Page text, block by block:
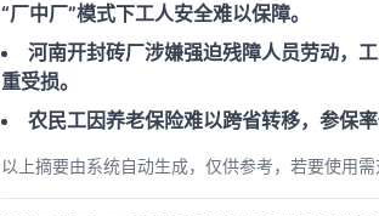
“厂中厂”模式下工人安全难以保障。
河南开封砖厂涉嫌强迫残障人员劳动，
重受损。
农民工因养老保险难以跨省转移，参保
以上摘要由系统自动生成，仅供参考，若要使用需